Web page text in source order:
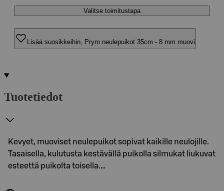
Valitse toimitustapa
Lisää suosikkeihin, Prym neulepuikot 35cm - 8 mm muovi
Tuotetiedot
Kevyet, muoviset neulepuikot sopivat kaikille neulojille.
Tasaisella, kulutusta kestävällä puikolla silmukat liukuvat
esteettä puikolta toisella.…